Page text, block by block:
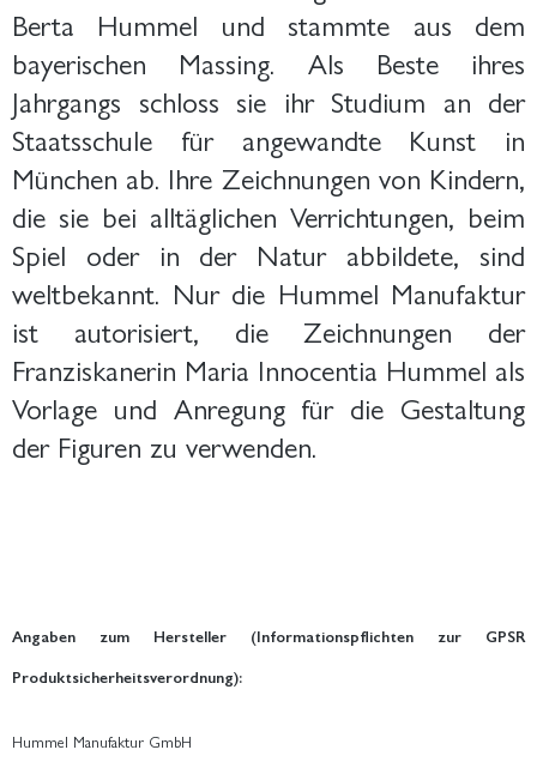
Berta Hummel und stammte aus dem
bayerischen Massing. Als Beste ihres
Jahrgangs schloss sie ihr Studium an der
Staatsschule für angewandte Kunst in
München ab. Ihre Zeichnungen von Kindern,
die sie bei alltäglichen Verrichtungen, beim
Spiel oder in der Natur abbildete, sind
weltbekannt. Nur die Hummel Manufaktur
ist autorisiert, die Zeichnungen der
Franziskanerin Maria Innocentia Hummel als
Vorlage und Anregung für die Gestaltung
der Figuren zu verwenden.
Angaben zum Hersteller (Informationspflichten zur GPSR
Produktsicherheitsverordnung):
Hummel Manufaktur GmbH